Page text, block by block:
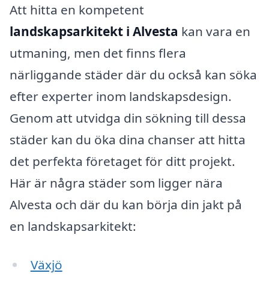
Att hitta en kompetent
landskapsarkitekt i Alvesta kan vara en
utmaning, men det finns flera
närliggande städer där du också kan söka
efter experter inom landskapsdesign.
Genom att utvidga din sökning till dessa
städer kan du öka dina chanser att hitta
det perfekta företaget för ditt projekt.
Här är några städer som ligger nära
Alvesta och där du kan börja din jakt på
en landskapsarkitekt:
Växjö